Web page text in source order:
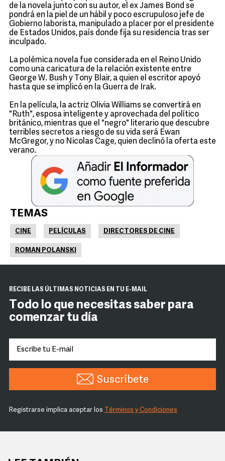
de la novela junto con su autor, el ex James Bond se
pondrá en la piel de un hábil y poco escrupuloso jefe de
Gobierno laborista, manipulado a placer por el presidente
de Estados Unidos, país donde fija su residencia tras ser
inculpado.
La polémica novela fue considerada en el Reino Unido
como una caricatura de la relación existente entre
George W. Bush y Tony Blair, a quien el escritor apoyó
hasta que se implicó en la Guerra de Irak.
En la película, la actriz Olivia Williams se convertirá en
"Ruth", esposa inteligente y aprovechada del político
británico, mientras que el "negro" literario que descubre
terribles secretos a riesgo de su vida será Ewan
McGregor, y no Nicolas Cage, quien declinó la oferta este
verano.
TEMAS
CINE PELÍCULAS DIRECTORES DE CINE
ROMAN POLANSKI
RECIBE LAS ÚLTIMAS NOTICIAS EN TU E-MAIL
Todo lo que necesitas saber para
comenzar tu día
Suscríbete
Registrarse implica aceptar los Términos y Condiciones